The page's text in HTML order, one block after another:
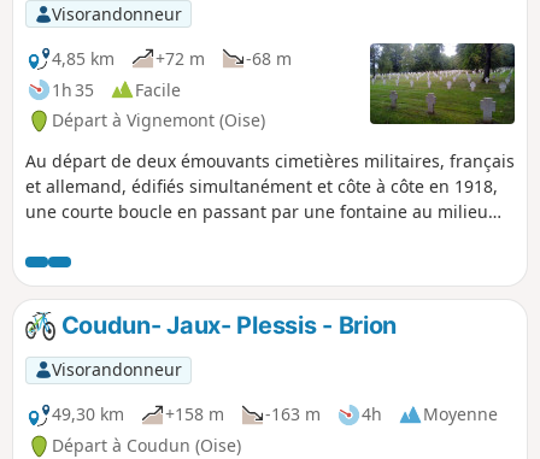
Visorandonneur
4,85 km
+72 m
-68 m
1h 35
Facile
Départ à Vignemont (Oise)
Au départ de deux émouvants cimetières militaires, français
et allemand, édifiés simultanément et côte à côte en 1918,
une courte boucle en passant par une fontaine au milieu
Coudun- Jaux- Plessis - Brion
Visorandonneur
49,30 km
+158 m -163 m 4h
Moyenne
Départ à Coudun (Oise)